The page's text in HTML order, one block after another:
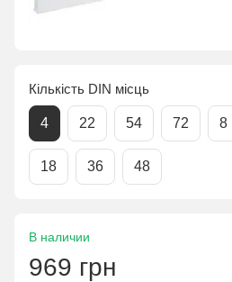
Кількість DIN місць
4 22 54 72 8
18 36 48
В наличии
969 грн